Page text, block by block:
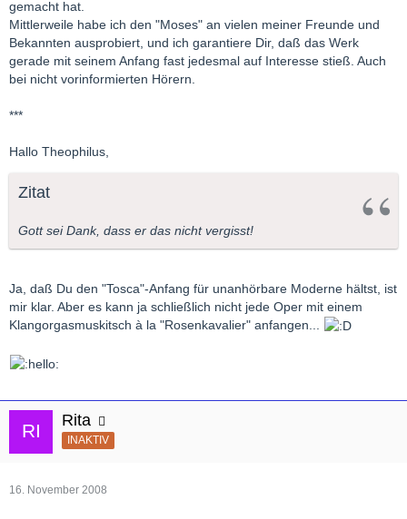
gemacht hat.
Mittlerweile habe ich den "Moses" an vielen meiner Freunde und
Bekannten ausprobiert, und ich garantiere Dir, daß das Werk
gerade mit seinem Anfang fast jedesmal auf Interesse stieß. Auch
bei nicht vorinformierten Hörern.
***
Hallo Theophilus,
Zitat
Gott sei Dank, dass er das nicht vergisst!
Ja, daß Du den "Tosca"-Anfang für unanhörbare Moderne hältst, ist
mir klar. Aber es kann ja schließlich nicht jede Oper mit einem
Klangorgasmuskitsch à la "Rosenkavalier" anfangen...
Rita
INAKTIV
16. November 2008